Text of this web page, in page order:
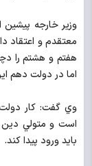
وزير خارجه
معتقدم و اعتقاد
هفتم و هشتم را
اما در دولت دهم
وي گفت: كار
است و متولي دين
بايد ورود پيدا كند.